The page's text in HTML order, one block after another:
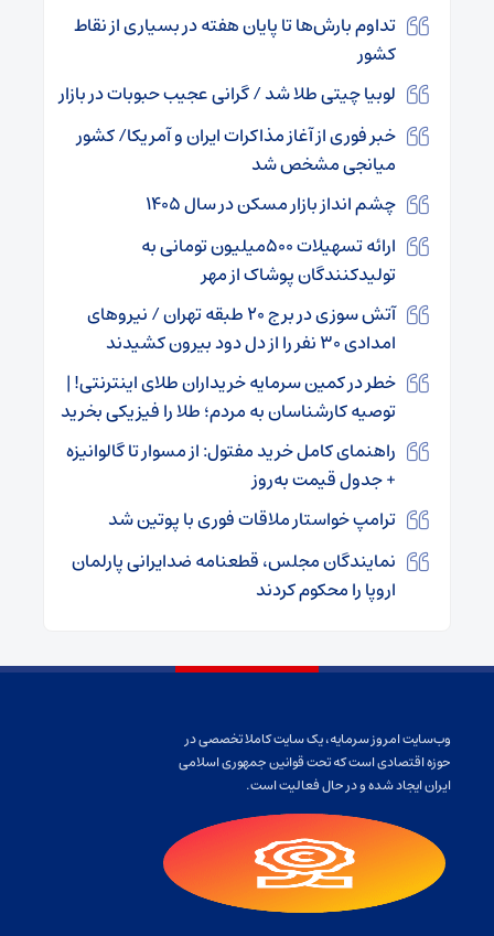
تداوم بارش‌ها تا پایان هفته در بسیاری از نقاط
کشور
لوبیا چیتی طلا شد / گرانی عجیب حبوبات در بازار
خبر فوری از آغاز مذاکرات ایران و آمریکا/ کشور
میانجی مشخص شد
چشم‌ انداز بازار مسکن در سال ۱۴۰۵
ارائه تسهیلات ۵۰۰میلیون تومانی به
تولیدکنندگان پوشاک از مهر
آتش سوزی در برج ۲۰ طبقه تهران / نیرو‌های
امدادی ۳۰ نفر را از دل دود بیرون کشیدند
خطر در کمین سرمایه خریداران طلای اینترنتی! |
توصیه کارشناسان به مردم؛ طلا را فیزیکی بخرید
راهنمای کامل خرید مفتول: از مسوار تا گالوانیزه
+ جدول قیمت به‌روز
ترامپ خواستار ملاقات فوری با پوتین شد
نمایندگان مجلس، قطعنامه ضدایرانی پارلمان
اروپا را محکوم کردند
وب‌سایت امروز سرمایه، یک سایت کاملا تخصصی در
حوزه اقتصادی است که تحت قوانین جمهوری اسلامی
ایران ایجاد شده و در حال فعالیت است.